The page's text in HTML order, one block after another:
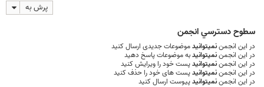
پرش به
سطوح دسترسي انجمن
در این انجمننمیتوانیدموضوعات جدیدی ارسال کنید
در این انجمننمیتوانیدبه موضوعات پاسخ دهید
در این انجمننمیتوانیدپست خود را ویرایش کنید
در این انجمننمیتوانیدپست های خود را حذف کنید
در این انجمننمیتوانیدپیوست ارسال کنید